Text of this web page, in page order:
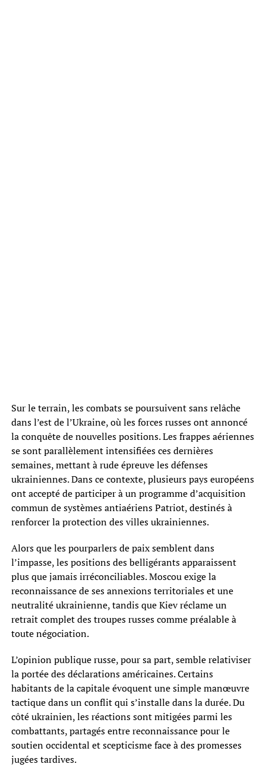
Sur le terrain, les combats se poursuivent sans relâche
dans l’est de l’Ukraine, où les forces russes ont annoncé
la conquête de nouvelles positions. Les frappes aériennes
se sont parallèlement intensifiées ces dernières
semaines, mettant à rude épreuve les défenses
ukrainiennes. Dans ce contexte, plusieurs pays européens
ont accepté de participer à un programme d’acquisition
commun de systèmes antiaériens Patriot, destinés à
renforcer la protection des villes ukrainiennes.
Alors que les pourparlers de paix semblent dans
l’impasse, les positions des belligérants apparaissent
plus que jamais irréconciliables. Moscou exige la
reconnaissance de ses annexions territoriales et une
neutralité ukrainienne, tandis que Kiev réclame un
retrait complet des troupes russes comme préalable à
toute négociation.
L’opinion publique russe, pour sa part, semble relativiser
la portée des déclarations américaines. Certains
habitants de la capitale évoquent une simple manœuvre
tactique dans un conflit qui s’installe dans la durée. Du
côté ukrainien, les réactions sont mitigées parmi les
combattants, partagés entre reconnaissance pour le
soutien occidental et scepticisme face à des promesses
jugées tardives.